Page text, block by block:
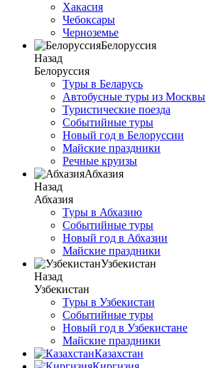
Хакасия
Чебоксары
Черноземье
Белоруссия
Назад
Белоруссия
Туры в Беларусь
Автобусные туры из Москвы
Туристические поезда
Событийные туры
Новый год в Белоруссии
Майские праздники
Речные круизы
Абхазия
Назад
Абхазия
Туры в Абхазию
Событийные туры
Новый год в Абхазии
Майские праздники
Узбекистан
Назад
Узбекистан
Туры в Узбекистан
Событийные туры
Новый год в Узбекистане
Майские праздники
Казахстан